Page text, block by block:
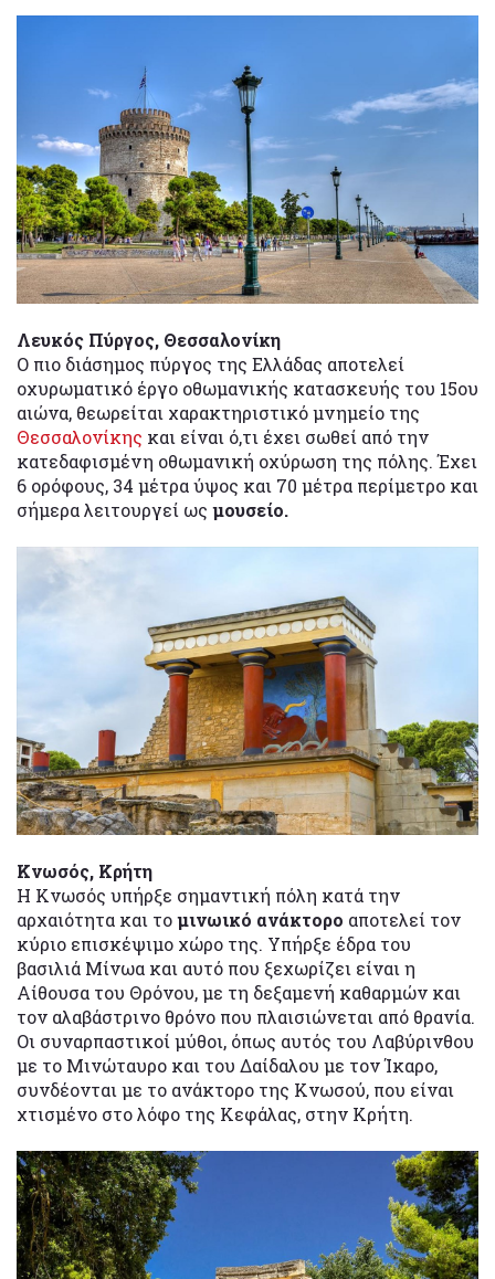
Λευκός Πύργος, Θεσσαλονίκη
Ο πιο διάσημος πύργος της Ελλάδας αποτελεί
οχυρωματικό έργο οθωμανικής κατασκευής του 15ου
αιώνα, θεωρείται χαρακτηριστικό μνημείο της
Θεσσαλονίκης και είναι ό,τι έχει σωθεί από την
κατεδαφισμένη οθωμανική οχύρωση της πόλης. Έχει
6 ορόφους, 34 μέτρα ύψος και 70 μέτρα περίμετρο και
σήμερα λειτουργεί ως μουσείο.
Κνωσός, Κρήτη
Η Κνωσός υπήρξε σημαντική πόλη κατά την
αρχαιότητα και τομινωικό ανάκτορο αποτελεί τον
κύριο επισκέψιμο χώρο της. Υπήρξε έδρα του
βασιλιά Μίνωα και αυτό που ξεχωρίζει είναι η
Αίθουσα του Θρόνου, με τη δεξαμενή καθαρμών και
τον αλαβάστρινο θρόνο που πλαισιώνεται από θρανία.
Οι συναρπαστικοί μύθοι, όπως αυτός του Λαβύρινθου
με το Μινώταυρο και του Δαίδαλου με τον Ίκαρο,
συνδέονται με το ανάκτορο της Κνωσού, που είναι
χτισμένο στο λόφο της Κεφάλας, στην Κρήτη.